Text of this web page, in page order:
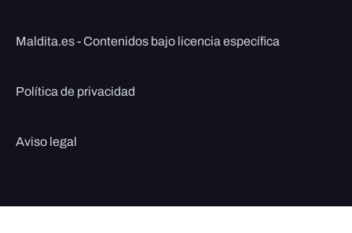
Maldita.es - Contenidos bajo licencia específica
Política de privacidad
Aviso legal